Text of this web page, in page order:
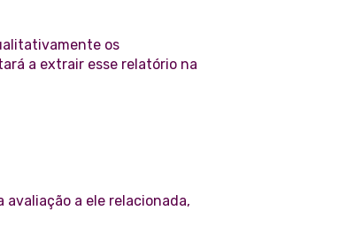
os
a extrair esse relatório na
a ele relacionada,